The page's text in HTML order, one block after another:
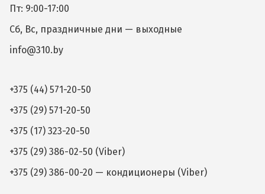
Пт: 9:00-17:00
Сб, Вс, праздничные дни — выходные
info@310.by
+375 (44) 571-20-50
+375 (29) 571-20-50
+375 (17) 323-20-50
+375 (29) 386-02-50 (Viber)
+375 (29) 386-00-20 — кондиционеры (Viber)